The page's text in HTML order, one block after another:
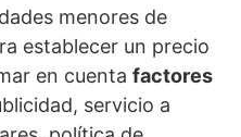
menores de
establecer un precio
en cuenta factores
servicio a